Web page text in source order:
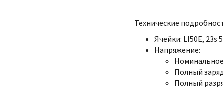
Технические
Ячейки: LI50E, 23s
Напряжение:
Полный
Полный